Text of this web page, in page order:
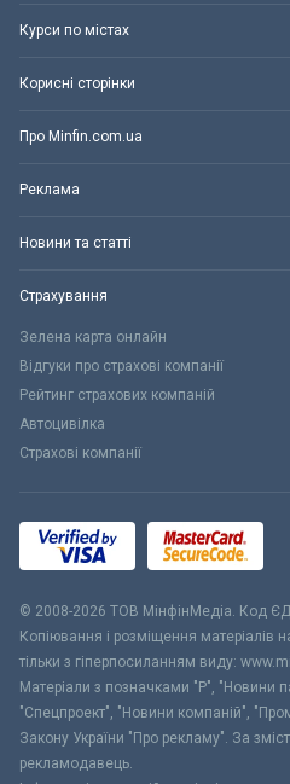
Курси по містах
Корисні сторінки
Про Minfin.com.ua
Реклама
Новини та статті
Страхування
Зелена карта онлайн
Відгуки про страхові компанії
Рейтинг страхових компаній
Автоцивілка
Страхові компанії
© 2008-2026 ТОВ МiнфiнМедiа. Код
Копіювання і розміщення матеріалів
тільки з гіперпосиланням виду:
Матеріали з позначками "Р", "Новини
"Спецпроект", "Новини компаній",
Закону України "Про рекламу". За
рекламодавець.